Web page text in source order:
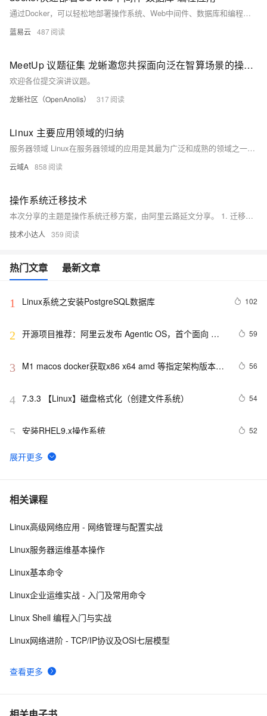
通过Docker，可以轻松地部署操作系统、Web中间件、数据库和编程应用。本文详细介绍了使用Docker部署这些组件的基本步骤和命令，展示了如何通过Docker Compose编排多容器应用。希望本文能帮助开发者更高效地使用Docker进行应用部署和管理。
蓝易云 487
MeetUp 议题征集 龙蜥邀您共探面向泛在智算场景的操作系统技术
欢迎各位提交演讲议题。
龙蜥社区（OpenAnolis） 317
Linux 主要应用领域的归纳
服务器领域 Linux在服务器领域的应用是其最为广泛和成熟的领域之一。由于其开源、稳定、高效和安全的特性，Linux成为许多企业服务器的首选操作系统。 Web服务器：Linux是Web服务器的理想选择，因为它支持Apache、Nginx等流行的Web服务器软件，这些软件在Linux上运行稳定且性能卓越。Linux服务器可以高效地处理大量并发请求，提供快速、可靠的Web服务。 数据库服务器：Linux也广泛用于数据库服务器，如MySQL、PostgreSQL和Oracle等数据库管理系统在Linux上运行良好。Linux的稳定性和安全性使得它成为存储和管理敏感数据的理想平台。 邮件服务器：Lin
云域A 858
操作系统迁移技术
本次分享的主题是操作系统迁移方案，由阿里云路延文分享。 1. 迁移背景：CentOS停更危机 2. KeyarchOS迁移方案 3. 操作系统测试 4. 迁移评估
技术小达人 359
热门文章 最新文章
1 Linux系统之安装PostgreSQL数据库 102
2 开源项目推荐：阿里云发布 Agentic OS，首个面向
59
3
M1 macos docker获取x86 x64 amd 等指定架构版本
56
4 7.3.3 【Linux】磁盘格式化（创建文件系统） 54
5 安装RHEL9.x操作系统 52
6
龙蜥操作系统：CentOS 谢幕之后，国产云原生系统的
7 「龙蜥 Skill 精选推荐」：一句话搞定 PG 集群部署和管
8 STAROps 主机智能巡检：给你的 ECS 请个 24 小时在
源安全技术底座
10 赛事推荐：GOAI 世界人工智能开源大赛火热启动，欢
相关课程
查看更多
Linux高级网络应用 - 网络管理与配置实战
Linux服务器运维基本操作
Linux基本命令
Linux企业运维实战 - 入门及常用命令
Linux Shell 编程入门与实战
Linux网络进阶 - TCP/IP协议及OSI七层模型